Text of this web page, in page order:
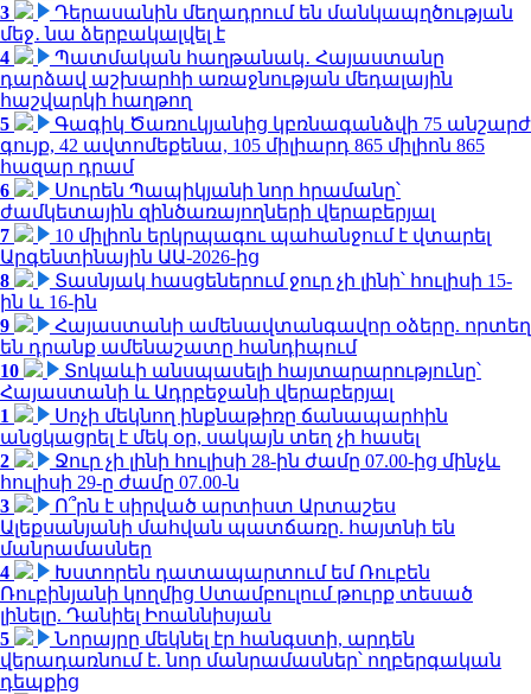
3
Դերասանին մեղադրում են մանկապղծության
մեջ․ նա ձերբակալվել է
4
Պատմական հաղթանակ․ Հայաստանը
դարձավ աշխարհի առաջնության մեդալային
հաշվարկի հաղթող
5
Գագիկ Ծառուկյանից կբռնագանձվի 75 անշարժ
գույք, 42 ավտոմեքենա, 105 միլիարդ 865 միլիոն 865
հազար դրամ
6
Սուրեն Պապիկյանի նոր հրամանը՝
ժամկետային զինծառայողների վերաբերյալ
7
10 միլիոն երկրպագու պահանջում է վտարել
Արգենտինային ԱԱ-2026-ից
8
Տասնյակ հասցեներում ջուր չի լինի՝ հուլիսի 15-
ին և 16-ին
9
Հայաստանի ամենավտանգավոր օձերը. որտեղ
են դրանք ամենաշատը հանդիպում
10
Տոկաևի անսպասելի հայտարարությունը՝
Հայաստանի և Ադրբեջանի վերաբերյալ
1
Սոչի մեկնող ինքնաթիռը ճանապարհին
անցկացրել է մեկ օր, սակայն տեղ չի հասել
2
Ջուր չի լինի հուլիսի 28-ին ժամը 07.00-ից մինչև
հուլիսի 29-ը ժամը 07.00-ն
3
Ո՞րն է սիրված արտիստ Արտաշես
Ալեքսանյանի մահվան պատճառը. հայտնի են
մանրամասներ
4
Խստորեն դատապարտում եմ Ռուբեն
Ռուբինյանի կողմից Ստամբուլում թուրք տեսած
լինելը. Դանիել Իոաննիսյան
5
Նորայրը մեկնել էր հանգստի, արդեն
վերադառնում է. նոր մանրամասներ՝ ողբերգական
դեպքից